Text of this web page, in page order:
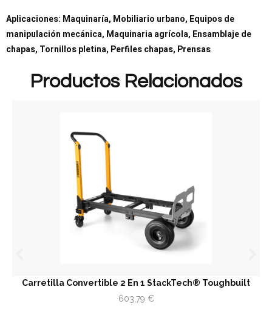
Aplicaciones: Maquinaría, Mobiliario urbano, Equipos de
manipulación mecánica, Maquinaria agrícola, Ensamblaje de
chapas, Tornillos pletina, Perfiles chapas, Prensas
Productos Relacionados
Carretilla Convertible 2 En 1 StackTech® Toughbuilt
603,79 €